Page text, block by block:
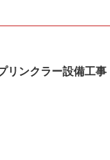
リンクラー設備工事